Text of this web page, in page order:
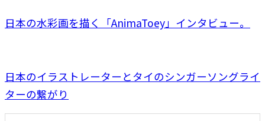
日本の水彩画を描く「AnimaToey」インタビュー。
日本のイラストレーターとタイのシンガーソングライ
ターの繋がり